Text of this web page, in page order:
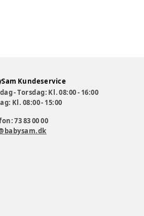
Kundeservice
- Torsdag: Kl. 08:00 - 16:00
Kl. 08:00 - 15:00
73 83 00 00